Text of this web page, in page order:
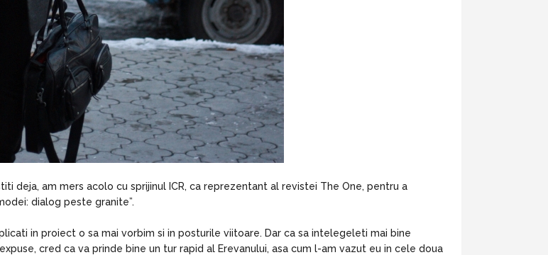
deja, am mers acolo cu sprijinul ICR, ca reprezentant al revistei The One, pentru a
dialog peste granite”.
in proiect o sa mai vorbim si in posturile viitoare. Dar ca sa intelegeleti mai bine
cred ca va prinde bine un tur rapid al Erevanului, asa cum l-am vazut eu in cele doua